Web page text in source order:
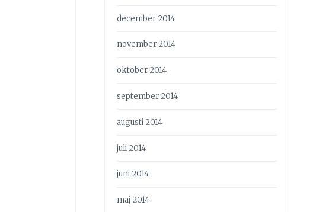
december 2014
november 2014
oktober 2014
september 2014
augusti 2014
juli 2014
juni 2014
maj 2014